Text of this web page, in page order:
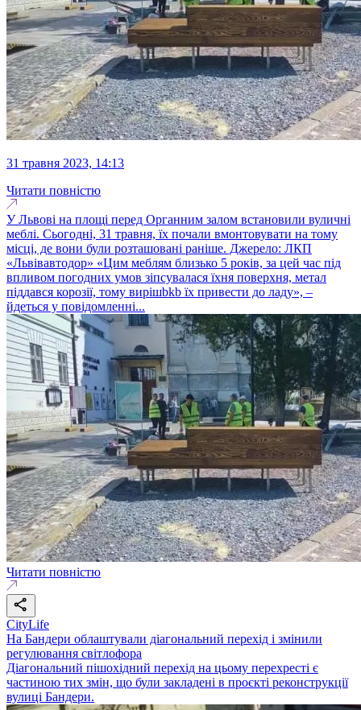
31 травня 2023, 14:13
Читати повністю
У Львові на площі перед Органним залом встановили вуличні
меблі. Сьогодні, 31 травня, їх почали вмонтовувати на тому
місці, де вони були розташовані раніше. Джерело: ЛКП
«Львівавтодор» «Цим меблям близько 5 років, за цей час під
впливом погодних умов зіпсувалася їхня поверхня, метал
піддався корозії, тому вирішbkb їх привести до ладу», –
йдеться у повідомленні...
Читати повністю
CityLife
На Бандери облаштували діагональний перехід і змінили
регулювання світлофора
Діагональний пішохідний перехід на цьому перехресті є
частиною тих змін, що були закладені в проєкті реконструкції
вулиці Бандери.